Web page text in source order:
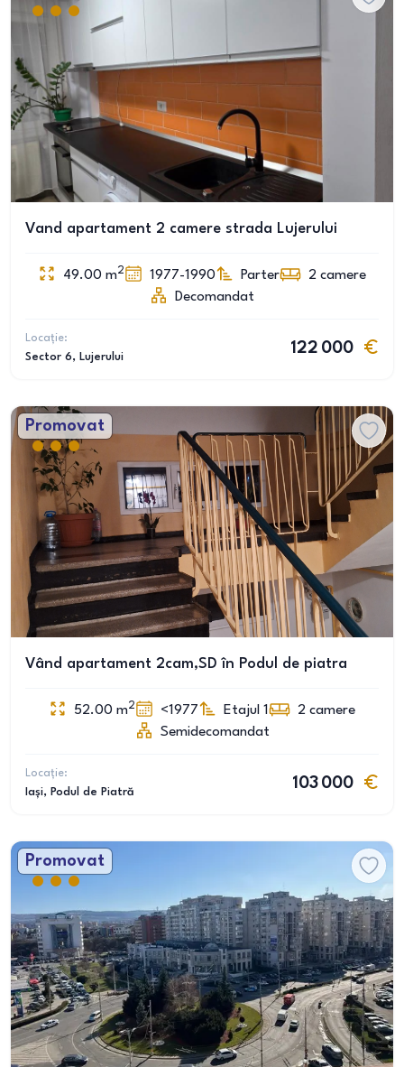
Vand apartament 2 camere strada Lujerului
49.00 m2 1977-1990 Parter 2 camere
Decomandat
Locație:
Sector 6, Lujerului
122 000
Promovat
Vând apartament 2cam,SD în Podul de piatra
52.00 m2 <1977 Etajul 1 2 camere
Semidecomandat
Locație:
Iași, Podul de Piatră
103 000
Promovat